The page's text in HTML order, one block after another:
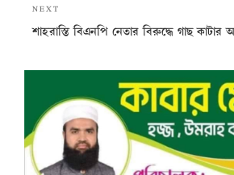
Next
Post
NEXT
শাহরাস্তি বিএনপি নেতার বিরুদ্ধে গাছ কাটার